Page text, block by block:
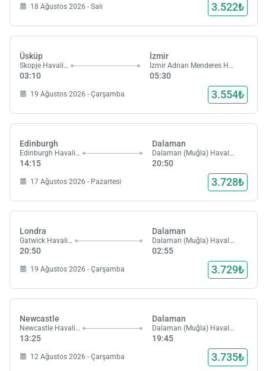
18 Ağustos 2026 - Salı 3.522₺
Üsküp
Skopje Havalimanı
03:10
İzmir
İzmir Adnan Menderes Havalimanı
05:30
19 Ağustos 2026 - Çarşamba 3.554₺
Edinburgh
Edinburgh Havalimanı
14:15
Dalaman
Dalaman (Muğla) Havalimanı
20:50
17 Ağustos 2026 - Pazartesi 3.728₺
Londra
Gatwick Havalimanı
20:50
Dalaman
Dalaman (Muğla) Havalimanı
02:55
19 Ağustos 2026 - Çarşamba 3.729₺
Newcastle
Newcastle Havalimanı
13:25
Dalaman
Dalaman (Muğla) Havalimanı
19:45
12 Ağustos 2026 - Çarşamba 3.735₺